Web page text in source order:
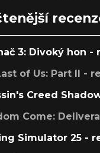
3: Divoký hon -
of Us: Part II -
Creed
Come:
Simulator 25 -